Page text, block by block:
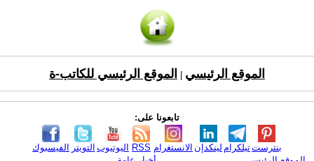
الموقع الرئيسي الموقع الرئيسي للكاتب-ة
تابعونا على:
الفيسبوك التويتر اليوتيوب RSS الانستغرام لينكدإن تيلكرامبنترست